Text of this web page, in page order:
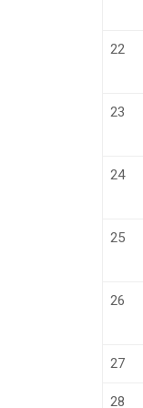
22
23
24
25
26
27
28